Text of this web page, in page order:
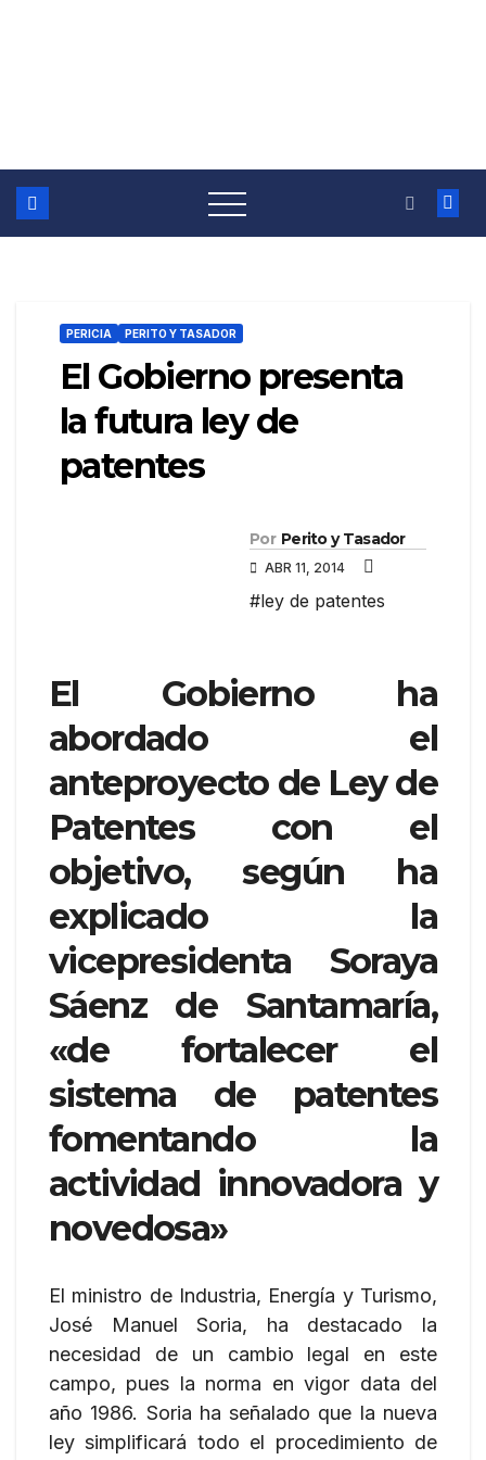
PERICIA PERITO Y TASADOR
El Gobierno presenta
la futura ley de
patentes
Por Perito y Tasador
ABR 11, 2014
#ley de patentes
El Gobierno ha
abordado el
anteproyecto de Ley de
Patentes con el
objetivo, según ha
explicado la
vicepresidenta Soraya
Sáenz de Santamaría,
«de fortalecer el
sistema de patentes
fomentando la
actividad innovadora y
novedosa»
El ministro de Industria, Energía y Turismo,
José Manuel Soria, ha destacado la
necesidad de un cambio legal en este
campo, pues la norma en vigor data del
año 1986. Soria ha señalado que la nueva
ley simplificará todo el procedimiento de